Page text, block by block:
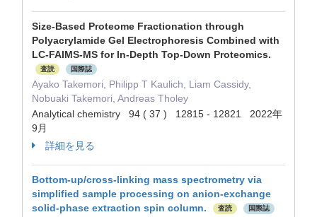
Size-Based Proteome Fractionation through
Polyacrylamide Gel Electrophoresis Combined with
LC-FAIMS-MS for In-Depth Top-Down Proteomics.
査読 国際誌
Ayako Takemori, Philipp T Kaulich, Liam Cassidy,
Nobuaki Takemori, Andreas Tholey
Analytical chemistry 94 ( 37 ) 12815 - 12821 2022年
9月
詳細を見る
Bottom-up/cross-linking mass spectrometry via
simplified sample processing on anion-exchange
solid-phase extraction spin column.
査読 国際誌